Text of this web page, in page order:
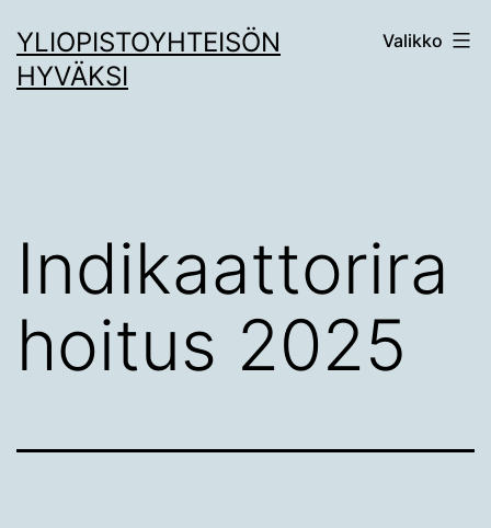
sisältöön
YLIOPISTOYHTEISÖN
HYVÄKSI
Valikko
Indikaattorira
hoitus 2025